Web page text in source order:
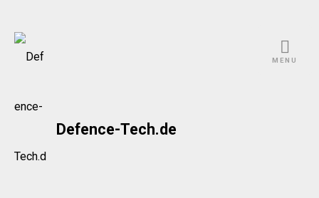
Skip
Defence-Tech.de
MENU